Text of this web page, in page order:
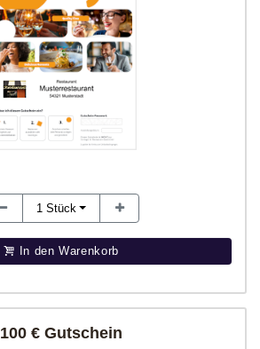
1 Stück
In den Warenkorb
100 € Gutschein